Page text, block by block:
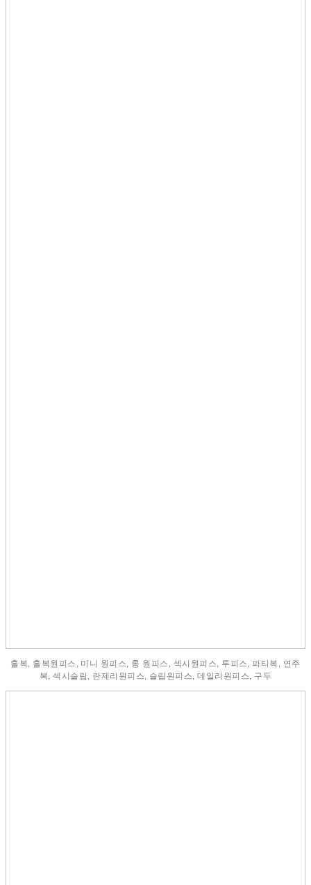
홀복, 홀복원피스, 미니 원피스, 롱 원피스, 섹시원피스, 투피스, 파티복, 연주
복, 섹시슬립, 란제리원피스, 슬립원피스, 데일리원피스, 구두